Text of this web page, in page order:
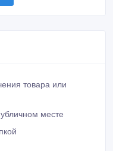
товара или
месте